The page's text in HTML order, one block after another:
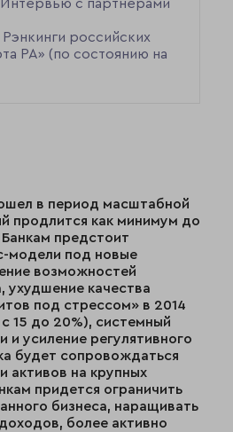
с партнерами
российских
РА» (по состоянию на
в период масштабной
продлится как минимум до
предстоит
модели под новые
возможностей
ухудшение качества
под стрессом» в 2014
15 до 20%), системный
и усиление регулятивного
будет сопровождаться
активов на крупных
придется ограничить
бизнеса, наращивать
более активно